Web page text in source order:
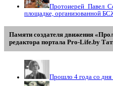
Протоиерей Павел
площадке, организованной
Памяти создателя движения
редактора портала Pro-Life.by
Прошло 4 года со дня